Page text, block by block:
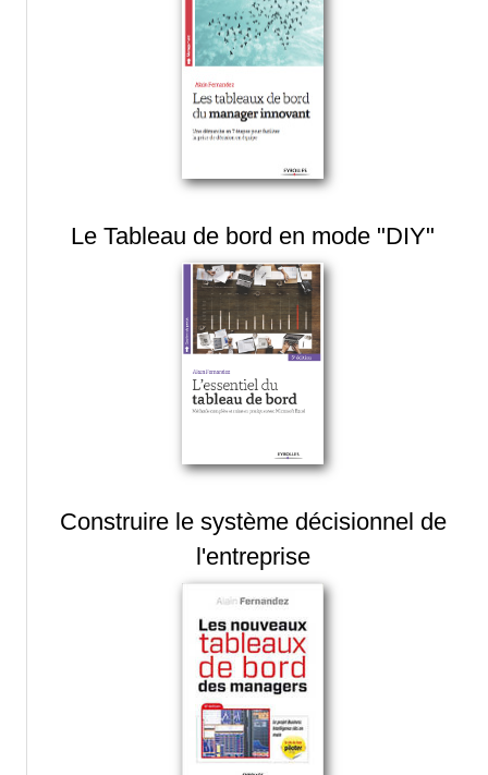
Le Tableau de bord en mode "DIY"
Construire le système décisionnel de
l'entreprise